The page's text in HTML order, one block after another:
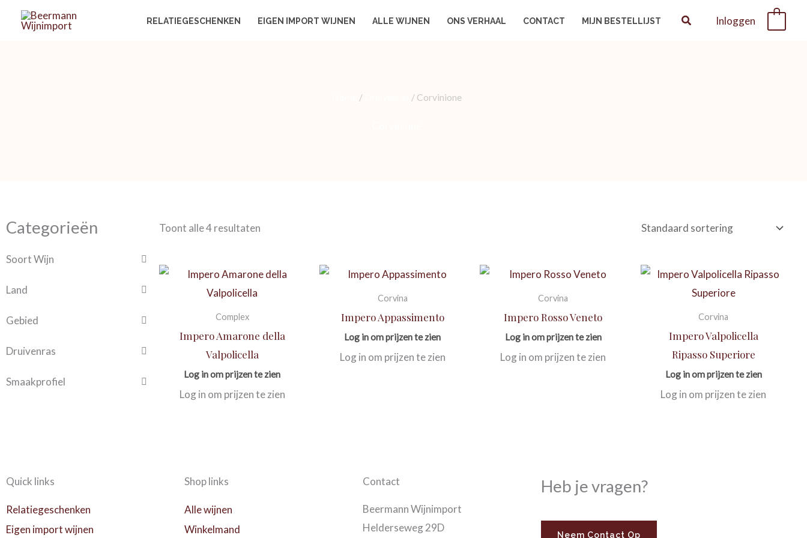
RELATIEGESCHENKEN EIGEN IMPORT WIJNEN ALLE WIJNEN ONS VERHAAL CONTACT MIJN BESTELLIJST Inloggen
/ / Corvinione
Categorieën
Soort Wijn
Land
Gebied
Druivenras
Smaakprofiel
Toont alle 4 resultaten
Complex
Impero Amarone della
Valpolicella
Log in om prijzen te zien
Log in om prijzen te zien
Corvina
Impero Appassimento
Log in om prijzen te zien
Log in om prijzen te zien
Corvina
Impero Rosso Veneto
Log in om prijzen te zien
Log in om prijzen te zien
Corvina
Impero Valpolicella
Ripasso Superiore
Log in om prijzen te zien
Log in om prijzen te zien
Quick links
Relatiegeschenken
Eigen import wijnen
Shop links
Alle wijnen
Winkelmand
Contact
Beermann Wijnimport
Helderseweg 29D
Heb je vragen?
Neem Contact Op